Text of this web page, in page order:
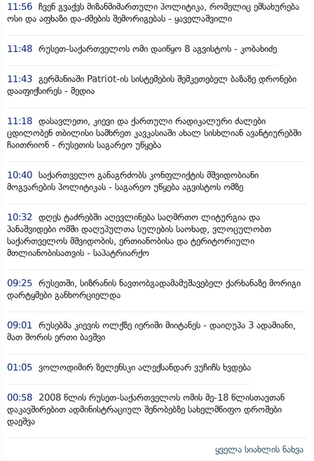
11:56 ჩვენ გვაქვს მიზანმიმართული პოლიტიკა, რომელიც ემსახურება
ოსი და აფხაზი და-ძმების შემორიგებას - ყაველაშვილი
11:48 რუსეთ-საქართველოს ომი დაიწყო 8 აგვისტოს - კობახიძე
11:43 გერმანიაში Patriot-ის სისტემების შემკეთებელ ბაზაზე დრონები
დააფიქსირეს - მედია
11:18 დასავლეთი, კიევი და ქართული რადიკალური ძალები
ცდილობენ თბილისი სამხრეთ კავკასიაში ახალ სისხლიან ავანტიურებში
ჩაითრიონ - რუსეთის საგარეო უწყება
10:40 საქართველო განაგრძობს კონფლიქტის მშვიდობიანი
მოგვარების პოლიტიკას - საგარეო უწყება აგვისტოს ომზე
10:32
დღეს ტაძრებში აღევლინება საღმრთო ლიტურგია და
პანაშვიდები ომში დაღუპულთა სულების საოხად, ვლოცულობთ
საქართველოს მშვიდობის, ერთიანობისა და ტერიტორიული
მთლიანობისათვის - საპატრიარქო
09:25 რუსეთში, სიზრანის ნავთობგადამამუშავებელ ქარხანაზე მორიგი
დარტყმები განხორციელდა
09:01
რუსებმა კიევის ოლქზე იერიში მიიტანეს - დაიღუპა 3 ადამიანი,
მათ შორის ერთი ბავშვი
01:05 ვოლოდიმირ ზელენსკი ალექსანდარ ვუჩიჩს ხვდება
00:58
2008 წლის რუსეთ-საქართველოს ომის მე-18 წლისთავთან
დაკავშირებით ადმინისტრაციულ შენობებზე სახელმწიფო დროშები
დაეშვა
ყველა სიახლის ნახვა